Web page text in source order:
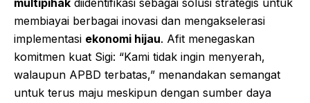
multipihak diidentifikasi sebagai solusi strategis untuk
membiayai berbagai inovasi dan mengakselerasi
implementasi ekonomi hijau. Afit menegaskan
komitmen kuat Sigi: “Kami tidak ingin menyerah,
walaupun APBD terbatas,” menandakan semangat
untuk terus maju meskipun dengan sumber daya